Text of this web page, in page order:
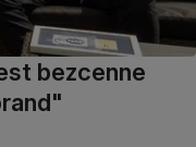
bezcenne